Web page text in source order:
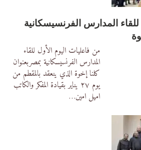
للقاء المدارس الفرنسيسكانية
من فاعليات اليوم الأول للقاء
المدارس الفرنسيسكانية بمصربعنوان
كلنا إخوة الذي ينعقد بالمقطم من
يوم ٢٧ يناير بقيادة المفكر والكاتب
اميل امين…